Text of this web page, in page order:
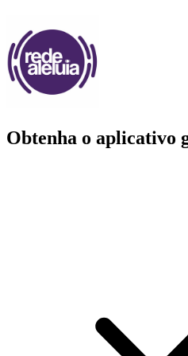
Obtenha o aplicativo